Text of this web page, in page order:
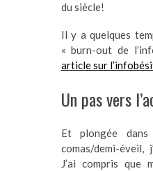
du siècle!
Il y a quelques
« burn-out de
article sur
Un pas vers
Et plongée
comas/demi-éveil,
J’ai compris que